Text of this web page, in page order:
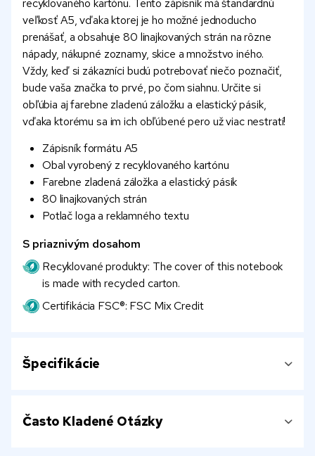
recyklovaného kartónu. Tento zápisník má štandardnú
veľkosť A5, vďaka ktorej je ho možné jednoducho
prenášať, a obsahuje 80 linajkovaných strán na rôzne
nápady, nákupné zoznamy, skice a množstvo iného.
Vždy, keď si zákazníci budú potrebovať niečo poznačiť,
bude vaša značka to prvé, po čom siahnu. Určite si
obľúbia aj farebne zladenú záložku a elastický pásik,
vďaka ktorému sa im ich obľúbené pero už viac nestratí!
Zápisník formátu A5
Obal vyrobený z recyklovaného kartónu
Farebne zladená záložka a elastický pásik
80 linajkovaných strán
Potlač loga a reklamného textu
S priaznivým dosahom
Recyklované produkty: The cover of this notebook
is made with recycled carton.
Certifikácia FSC®: FSC Mix Credit
Špecifikácie
Často Kladené Otázky